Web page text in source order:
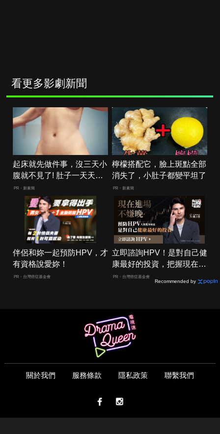
看更多影劇新聞
起床就先做件事，沒三天小
腹就不見了! 肚子一天天變
小！
PR・新素簡
檸檬搭配它，臉上斑點全部
消失了，小肚子都變平坦了
PR・新素簡
伴侶和妳一起預防HPV，才
有資格說愛妳！
PR・台灣癌症基金會
立即諮詢HPV！是對自己健
康最好的投資，把握現在不
嫌晚！
PR・台灣癌症基金會
Recommended by
關於我們 服務條款 隱私政策 聯繫我們